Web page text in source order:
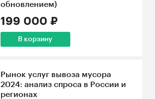
обновлением)
199 000 ₽
В корзину
Рынок услуг вывоза мусора
2024: анализ спроса в России и
регионах